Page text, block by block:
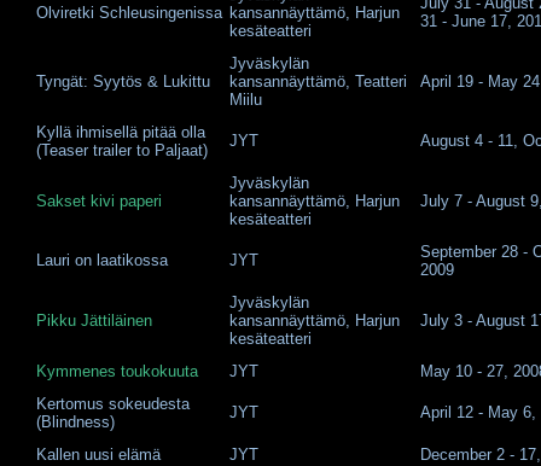
Olviretki Schleusingenissa kansannäyttämö, Harjun
kesäteatteri
31 - June 17,
Tyngät: Syytös & Lukittu
Jyväskylän
kansannäyttämö, Teatteri
Miilu
April 19 - May
Kyllä ihmisellä pitää olla
(Teaser trailer to Paljaat)
JYT August 4 - 11,
Sakset kivi paperi
Jyväskylän
kansannäyttämö, Harjun
kesäteatteri
July 7 - August
Lauri on laatikossa JYT
September 28 -
2009
Pikku Jättiläinen
Jyväskylän
kansannäyttämö, Harjun
kesäteatteri
July 3 - August
Kymmenes toukokuuta JYT
May 10 - 27,
Kertomus sokeudesta
(Blindness)
JYT April 12 - May 6,
Kallen uusi elämä JYT December 2 -